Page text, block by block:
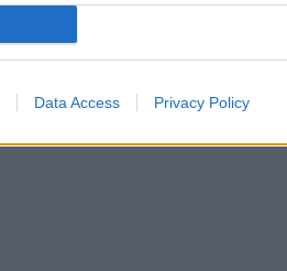
Data Access Privacy Policy